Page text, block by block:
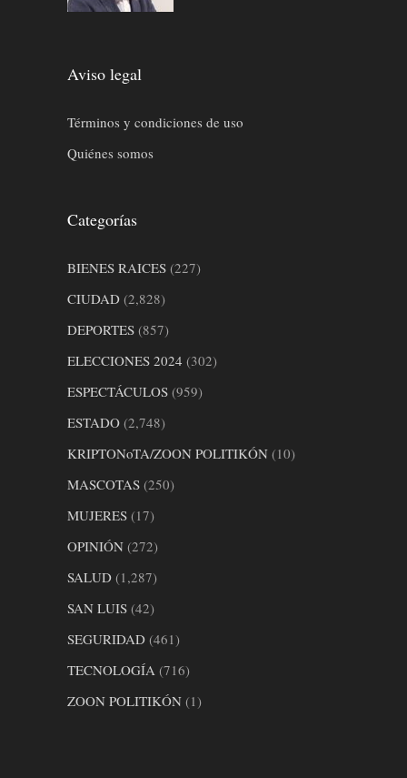
Aviso legal
Términos y condiciones de uso
Quiénes somos
Categorías
BIENES RAICES (227)
CIUDAD (2,828)
DEPORTES (857)
ELECCIONES 2024 (302)
ESPECTÁCULOS (959)
ESTADO (2,748)
KRIPTONoTA/ZOON POLITIKÓN (10)
MASCOTAS (250)
MUJERES (17)
OPINIÓN (272)
SALUD (1,287)
SAN LUIS (42)
SEGURIDAD (461)
TECNOLOGÍA (716)
ZOON POLITIKÓN (1)